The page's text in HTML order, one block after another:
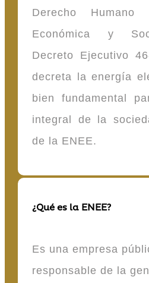
Derecho Humano
Económica y
Decreto Ejecutivo
decreta la energía
bien fundamental
integral de la
de la ENEE.
¿Qué es la ENEE?
Es una empresa
responsable de la